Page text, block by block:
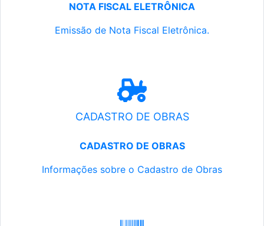
NOTA FISCAL ELETRÔNICA
Emissão de Nota Fiscal Eletrônica.
CADASTRO DE OBRAS
CADASTRO DE OBRAS
Informações sobre o Cadastro de Obras